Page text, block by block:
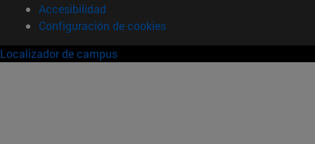
Accesibilidad
Configuración de cookies
Localizador de campus